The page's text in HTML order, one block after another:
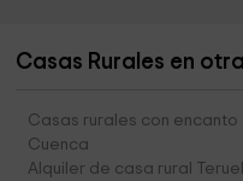
Casas Rurales en
Casas rurales con encanto
Cuenca
Alquiler de casa rural Teruel